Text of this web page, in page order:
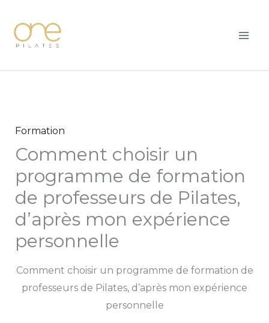
contenu
Formation
Comment choisir un
programme de formation
de professeurs de Pilates,
d’après mon expérience
personnelle
Comment choisir un programme de formation de
professeurs de Pilates, d’après mon expérience
personnelle